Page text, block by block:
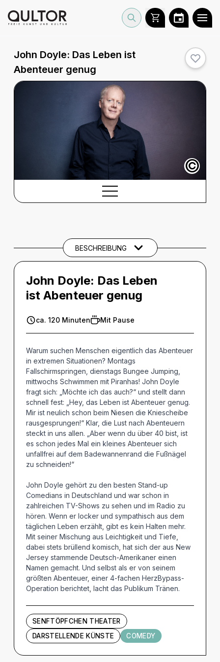
John Doyle: Das Leben ist
Abenteuer genug
©
THEMEN UND SCHLAGWÖRTER
BESCHREIBUNG
John Doyle: Das Leben
ist Abenteuer genug
ca. 120 Minuten Mit Pause
Warum suchen Menschen eigentlich das Abenteuer
in extremen Situationen? Montags
Fallschirmspringen, dienstags Bungee Jumping,
mittwochs Schwimmen mit Piranhas! John Doyle
fragt sich: „Möchte ich das auch?“ und stellt dann
schnell fest: „Hey, das Leben ist Abenteuer genug.
Mir ist neulich schon beim Niesen die Kniescheibe
rausgesprungen!“ Klar, die Lust nach Abenteuern
steckt in uns allen. „Aber wenn du über 40 bist, ist
es schon jedes Mal ein kleines Abenteuer sich
unfallfrei auf dem Badewannenrand die Fußnägel
zu schneiden!“
John Doyle gehört zu den besten Stand-up
Comedians in Deutschland und war schon in
zahlreichen TV-Shows zu sehen und im Radio zu
hören. Wenn er locker und sympathisch aus dem
täglichen Leben erzählt, gibt es kein Halten mehr.
Mit seiner Mischung aus Leichtigkeit und Tiefe,
dabei stets brüllend komisch, hat sich der aus New
Jersey stammende Deutsch-Amerikaner einen
Namen gemacht. Und selbst als er von seinem
größten Abenteuer, einer 4-fachen HerzBypass-
Operation berichtet, lacht das Publikum Tränen.
SENFTÖPFCHEN THEATER
DARSTELLENDE KÜNSTE
COMEDY